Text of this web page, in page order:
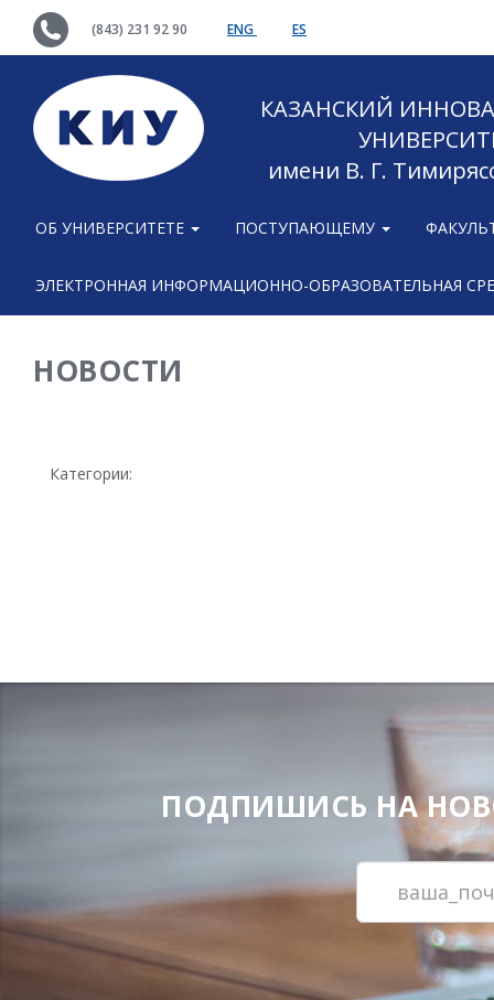
(843) 231 92 90 ENG ES
КАЗАНСКИЙ
имени В. Г.
ОБ УНИВЕРСИТЕТЕ ПОСТУПАЮЩЕМУ
ЭЛЕКТРОННАЯ ИНФОРМАЦИОННО-ОБРАЗОВАТЕЛЬНАЯ
НОВОСТИ
Категории:
ПОДПИШИСЬ НА